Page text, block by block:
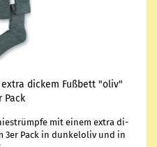
di­ckem Fuß­bett "oliv"
Pack
mit einem extra di­
3er Pack in dun­kel­oliv und in